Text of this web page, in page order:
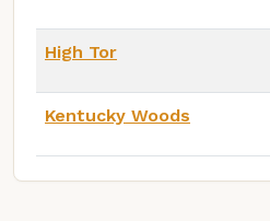
High Tor
Kentucky Woods